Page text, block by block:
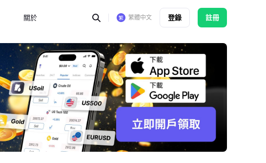
關於 繁體中文 登錄 註冊